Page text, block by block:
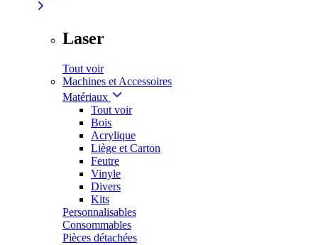
Laser
Tout voir
Machines et Accessoires
Matériaux
Tout voir
Bois
Acrylique
Liège et Carton
Feutre
Vinyle
Divers
Kits
Personnalisables
Consommables
Pièces détachées